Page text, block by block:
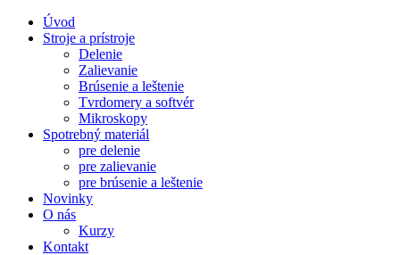
Úvod
Stroje a prístroje
Delenie
Zalievanie
Brúsenie a leštenie
Tvrdomery a softvér
Mikroskopy
Spotrebný materiál
pre delenie
pre zalievanie
pre brúsenie a leštenie
Novinky
O nás
Kurzy
Kontakt